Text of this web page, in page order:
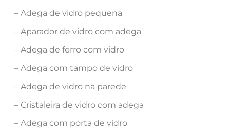
– Adega de vidro pequena
– Aparador de vidro com adega
– Adega de ferro com vidro
– Adega com tampo de vidro
– Adega de vidro na parede
– Cristaleira de vidro com adega
– Adega com porta de vidro